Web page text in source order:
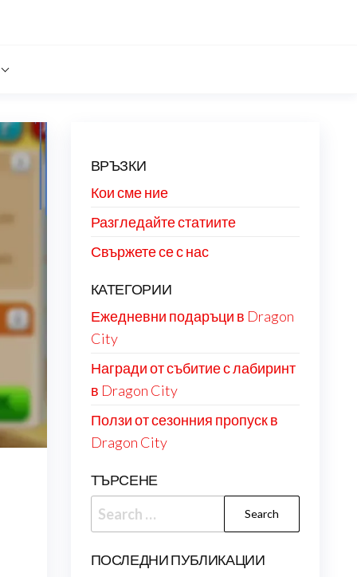
ВРЪЗКИ
Кои сме ние
Разгледайте статиите
Свържете се с нас
КАТЕГОРИИ
Ежедневни подаръци в Dragon
City
Награди от събитие с лабиринт
в Dragon City
Ползи от сезонния пропуск в
Dragon City
ТЪРСЕНЕ
Search
for:
ПОСЛЕДНИ ПУБЛИКАЦИИ